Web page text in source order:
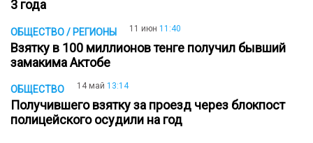
3 года
ОБЩЕСТВО / РЕГИОНЫ 11 июн 11:40
Взятку в 100 миллионов тенге получил бывший
замакима Актобе
ОБЩЕСТВО 14 май 13:14
Получившего взятку за проезд через блокпост
полицейского осудили на год